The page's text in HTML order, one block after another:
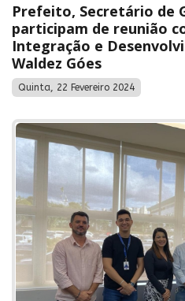
Prefeito, Secretário de
participam de reunião
Integração e
Waldez Góes
Quinta, 22 Fevereiro 2024